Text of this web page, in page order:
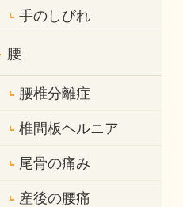
手のしびれ
腰
腰椎分離症
椎間板ヘルニア
尾骨の痛み
産後の腰痛